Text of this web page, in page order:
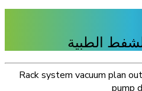
الطبية